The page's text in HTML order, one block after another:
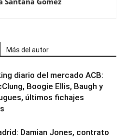
Más del autor
diario del mercado ACB:
Boogie Ellis, Baugh y
últimos fichajes
Damian Jones, contrato